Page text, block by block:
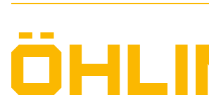
TERMS AND CONDITIONS
PRIVACY STATEMENT
TECHNOLOGY
ORIGINAL EQUIPMENT
INSTAGRAM
FACEBOOK